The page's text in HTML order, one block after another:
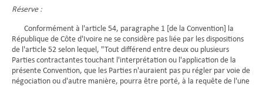
Réserve :
Conformément à l'article 54, paragraphe 1 [de la Convention] la
République de Côte d'Ivoire ne se considère pas liée par les dispositions
de l'article 52 selon lequel, "Tout différend entre deux ou plusieurs
Parties contractantes touchant l'interprétation ou l'application de la
présente Convention, que les Parties n'auraient pas pu régler par voie de
négociation ou d'autre manière, pourra être porté, à la requête de l'une